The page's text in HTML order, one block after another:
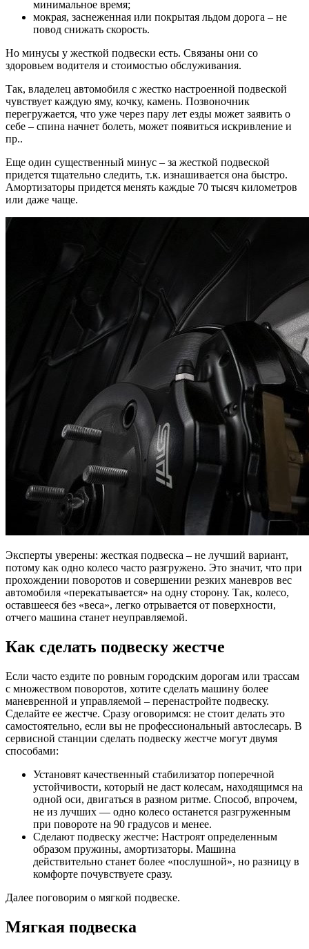
минимальное время;
мокрая, заснеженная или покрытая льдом дорога – не
повод снижать скорость.
Но минусы у жесткой подвески есть. Связаны они со
здоровьем водителя и стоимостью обслуживания.
Так, владелец автомобиля с жестко настроенной подвеской
чувствует каждую яму, кочку, камень. Позвоночник
перегружается, что уже через пару лет езды может заявить о
себе – спина начнет болеть, может появиться искривление и
пр..
Еще один существенный минус – за жесткой подвеской
придется тщательно следить, т.к. изнашивается она быстро.
Амортизаторы придется менять каждые 70 тысяч километров
или даже чаще.
Эксперты уверены: жесткая подвеска – не лучший вариант,
потому как одно колесо часто разгружено. Это значит, что при
прохождении поворотов и совершении резких маневров вес
автомобиля «перекатывается» на одну сторону. Так, колесо,
оставшееся без «веса», легко отрывается от поверхности,
отчего машина станет неуправляемой.
Как сделать подвеску жестче
Если часто ездите по ровным городским дорогам или трассам
с множеством поворотов, хотите сделать машину более
маневренной и управляемой – перенастройте подвеску.
Сделайте ее жестче. Сразу оговоримся: не стоит делать это
самостоятельно, если вы не профессиональный автослесарь. В
сервисной станции сделать подвеску жестче могут двумя
способами:
Установят качественный стабилизатор поперечной
устойчивости, который не даст колесам, находящимся на
одной оси, двигаться в разном ритме. Способ, впрочем,
не из лучших — одно колесо останется разгруженным
при повороте на 90 градусов и менее.
Сделают подвеску жестче: Настроят определенным
образом пружины, амортизаторы. Машина
действительно станет более «послушной», но разницу в
комфорте почувствуете сразу.
Далее поговорим о мягкой подвеске.
Мягкая подвеска